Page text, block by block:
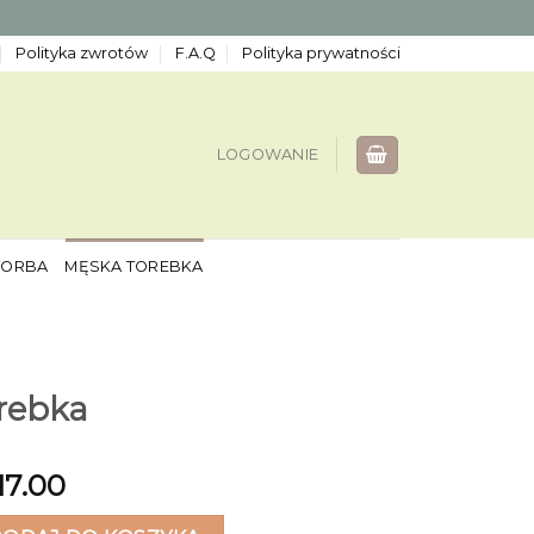
Polityka zwrotów F.A.Q Polityka prywatności
LOGOWANIE
MĘSKA TOREBKA